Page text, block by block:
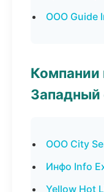
ООО Guide
Компании
Западный
ООО City
Инфо Info
Yellow Hot